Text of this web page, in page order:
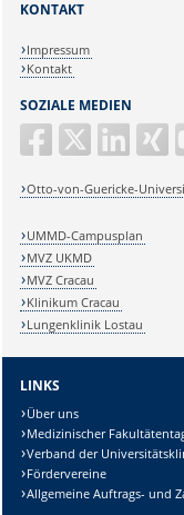
SOZIALE MEDIEN
Otto-von-Guericke-
KONTAKT
Impressum
Kontakt
UMMD-Campusplan
MVZ UKMD
MVZ Cracau
Klinikum Cracau
Lungenklinik Lostau
LINKS
Über uns
Medizinischer
Verband der
Fördervereine
Allgemeine Auftrags- und